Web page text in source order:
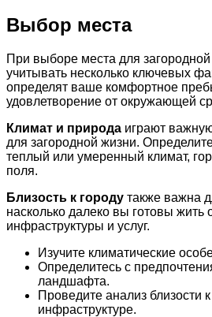
Выбор места
При выборе места для
учитывать несколько ключевых
определят ваше комфортное
удовлетворение от окружающей
Климат и природа играют
для загородной жизни.
теплый или умеренный климат,
поля.
Близость к городу также важна
насколько далеко вы готовы жить
инфраструктуры и услуг.
Изучите климатические
Определитесь с
ландшафта.
Проведите анализ близости
инфраструктуре.